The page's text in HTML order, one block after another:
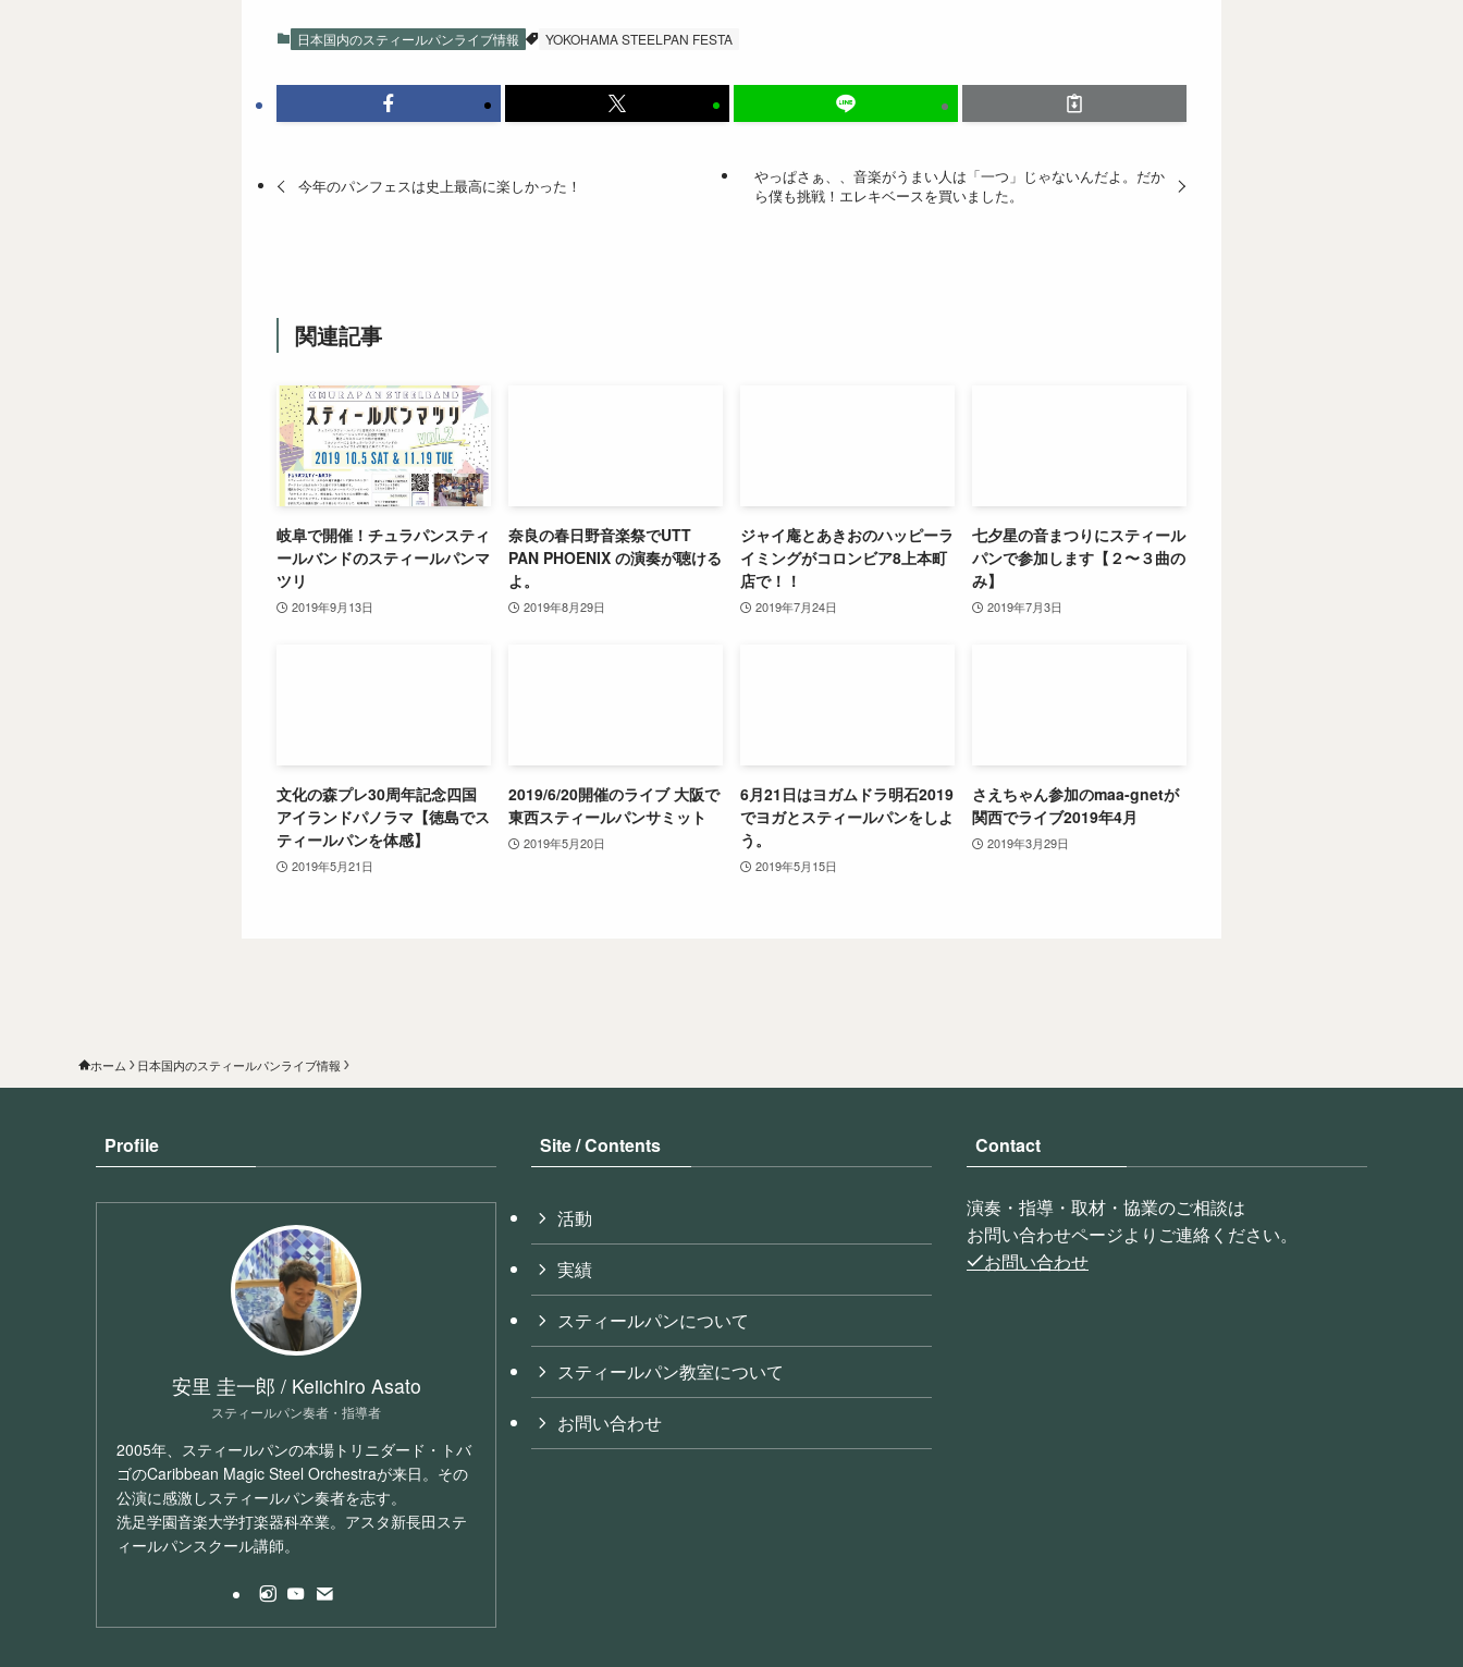
日本国内のスティールパンライブ情報 YOKOHAMA STEELPAN FESTA
今年のパンフェスは史上最高に楽しかった！
やっぱさぁ、、音楽がうまい人は「一つ」じゃないんだよ。だか
ら僕も挑戦！エレキベースを買いました。
関連記事
岐阜で開催！チュラパンスティ
ールバンドのスティールパンマ
ツリ
2019年9月13日
奈良の春日野音楽祭でUTT
PAN PHOENIX の演奏が聴ける
よ。
2019年8月29日
ジャイ庵とあきおのハッピーラ
イミングがコロンビア8上本町
店で！！
2019年7月24日
七夕星の音まつりにスティール
パンで参加します【２〜３曲の
み】
2019年7月3日
文化の森プレ30周年記念四国
アイランドパノラマ【徳島でス
ティールパンを体感】
2019年5月21日
2019/6/20開催のライブ 大阪で
東西スティールパンサミット
2019年5月20日
6月21日はヨガムドラ明石2019
でヨガとスティールパンをしよ
う。
2019年5月15日
さえちゃん参加のmaa-gnetが
関西でライブ2019年4月
2019年3月29日
ホーム 日本国内のスティールパンライブ情報
Profile
安里 圭一郎 / Keiichiro Asato
スティールパン奏者・指導者
2005年、スティールパンの本場トリニダード・トバ
ゴのCaribbean Magic Steel Orchestraが来日。その
公演に感激しスティールパン奏者を志す。
洗足学園音楽大学打楽器科卒業。アスタ新長田ステ
ィールパンスクール講師。
Site / Contents
活動
実績
スティールパンについて
スティールパン教室について
お問い合わせ
Contact
演奏・指導・取材・協業のご相談は
お問い合わせページよりご連絡ください。
お問い合わせ